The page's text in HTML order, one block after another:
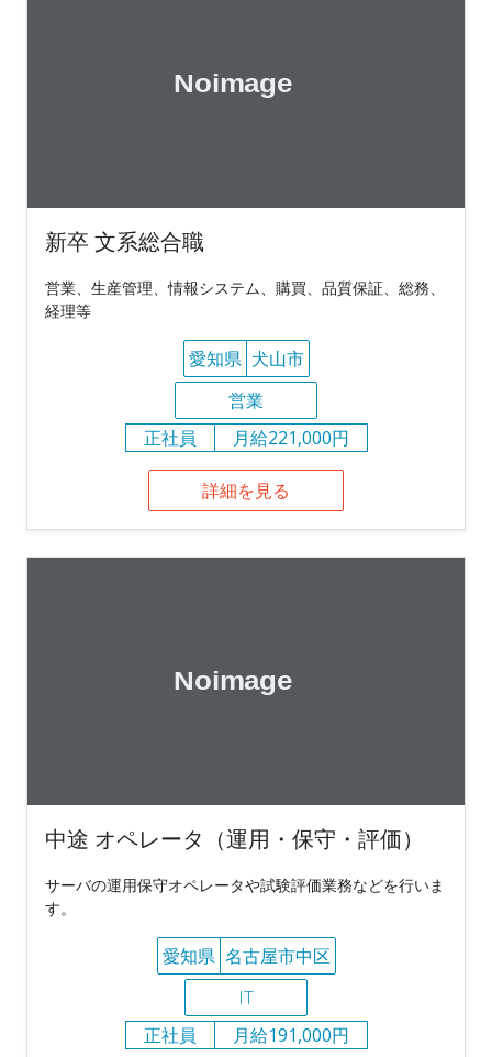
新卒 文系総合職
営業、生産管理、情報システム、購買、品質保証、総務、
経理等
愛知県 犬山市
営業
正社員
月給221,000円
詳細を見る
中途 オペレータ（運用・保守・評価）
サーバの運用保守オペレータや試験評価業務などを行いま
す。
愛知県 名古屋市中区
IT
正社員
月給191,000円